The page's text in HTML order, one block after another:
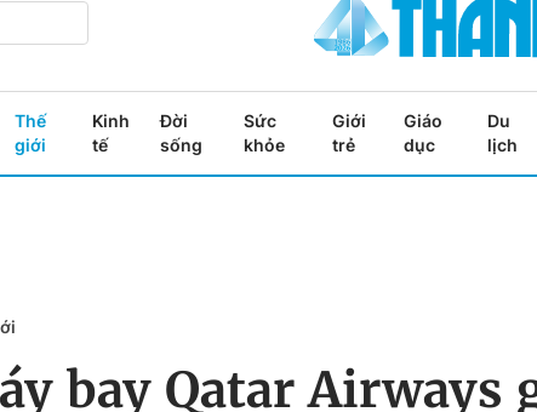
Thế
giới
Kinh
tế
Đời
sống
Sức
khỏe
Giới
trẻ
Giáo
dục
Du
lịch
bay Qatar Airways